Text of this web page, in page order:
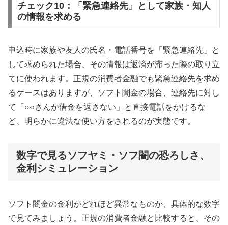
チェック10：「緊急連絡先」として家族・知人
の情報を求める
申込時に家族や友人の氏名・電話番号を「緊急連絡先」と
して求められた場合、その情報は返済が滞った際の取り立
てに使われます。正規の消費者金融でも緊急連絡先を求め
るケースはありますが、ソフト闇金の場合、連絡先に対し
て「○○さんが借金を返さない」と直接電話をかけるな
ど、明らかに違法な使い方をされるのが実態です。
数字で見るソフヤミ・ソフ闇の恐ろしさ、
金利シミュレーション
ソフト闇金の金利がどれほど異常なものか、具体的な数字
で見てみましょう。正規の消費者金融と比較すると、その